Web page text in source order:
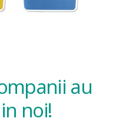
au
noi!